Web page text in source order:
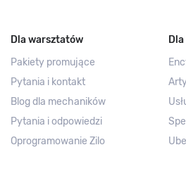
Dla warsztatów
Pakiety promujące
Pytania i kontakt
Blog dla mechaników
Pytania i odpowiedzi
Oprogramowanie Zilo